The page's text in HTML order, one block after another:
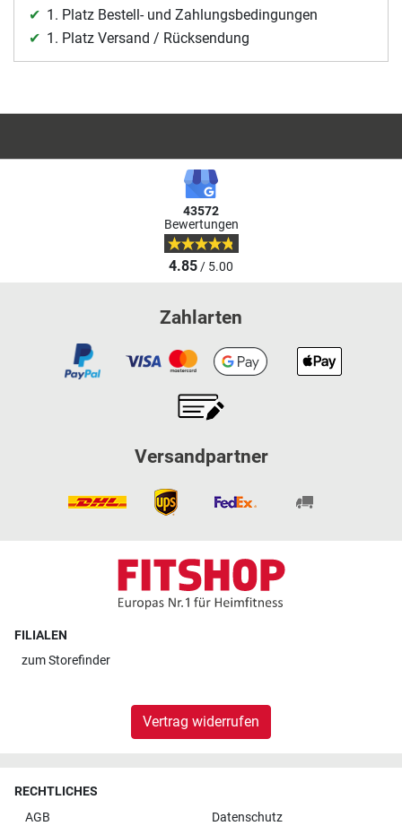
1. Platz Bestell- und Zahlungsbedingungen
1. Platz Versand / Rücksendung
43572
Bewertungen
4.85/ 5.00
Zahlarten
Versandpartner
FILIALEN
zumStorefinder
Vertrag widerrufen
RECHTLICHES
AGB
Datenschutz